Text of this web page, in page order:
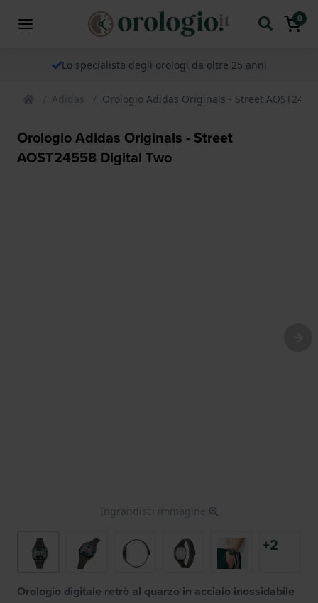
0
Lo specialista degli orologi da oltre 25 anni
Adidas Orologio Adidas Originals - Street
Orologio Adidas Originals - Street
AOST24558 Digital Two
Ingrandisci immagine
+2
Orologio digitale retrò al quarzo in acciaio inossidabile